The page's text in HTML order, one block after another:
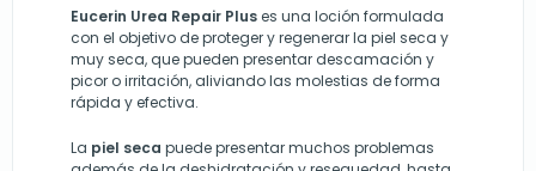
Eucerin Urea Repair Pluses una loción formulada
con el objetivo de proteger y regenerar la piel seca y
muy seca, que pueden presentar descamación y
picor o irritación, aliviando las molestias de forma
rápida y efectiva.
La piel seca puede presentar muchos problemas